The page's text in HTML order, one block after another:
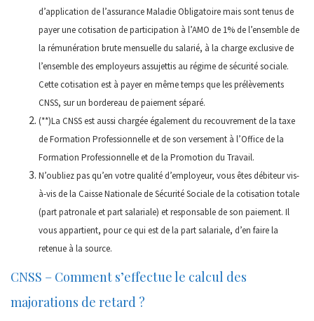
d’application de l’assurance Maladie Obligatoire mais sont tenus de
payer une cotisation de participation à l’AMO de 1% de l’ensemble de
la rémunération brute mensuelle du salarié, à la charge exclusive de
l’ensemble des employeurs assujettis au régime de sécurité sociale.
Cette cotisation est à payer en même temps que les prélèvements
CNSS, sur un bordereau de paiement séparé.
(**)La CNSS est aussi chargée également du recouvrement de la taxe
de Formation Professionnelle et de son versement à l’Office de la
Formation Professionnelle et de la Promotion du Travail.
N’oubliez pas qu’en votre qualité d’employeur, vous êtes débiteur vis-
à-vis de la Caisse Nationale de Sécurité Sociale de la cotisation totale
(part patronale et part salariale) et responsable de son paiement. Il
vous appartient, pour ce qui est de la part salariale, d’en faire la
retenue à la source.
CNSS – Comment s’effectue le calcul des
majorations de retard ?